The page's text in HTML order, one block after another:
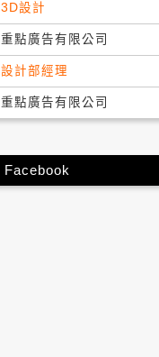
3D設計
重點廣告有限公司
設計部經理
重點廣告有限公司
Facebook